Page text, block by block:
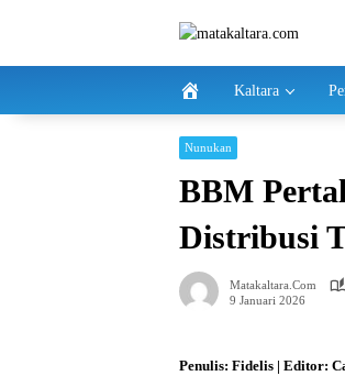
Kaltara
Nunukan
BBM
Distribusi
Matakaltara.com
9 Januari 2026
Penulis: Fidelis | Editor: